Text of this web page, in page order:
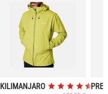
KILIMANJARO